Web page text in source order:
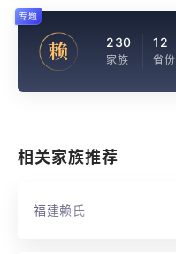
赖 230
家族
12
省份
专题
相关家族推荐
福建赖氏